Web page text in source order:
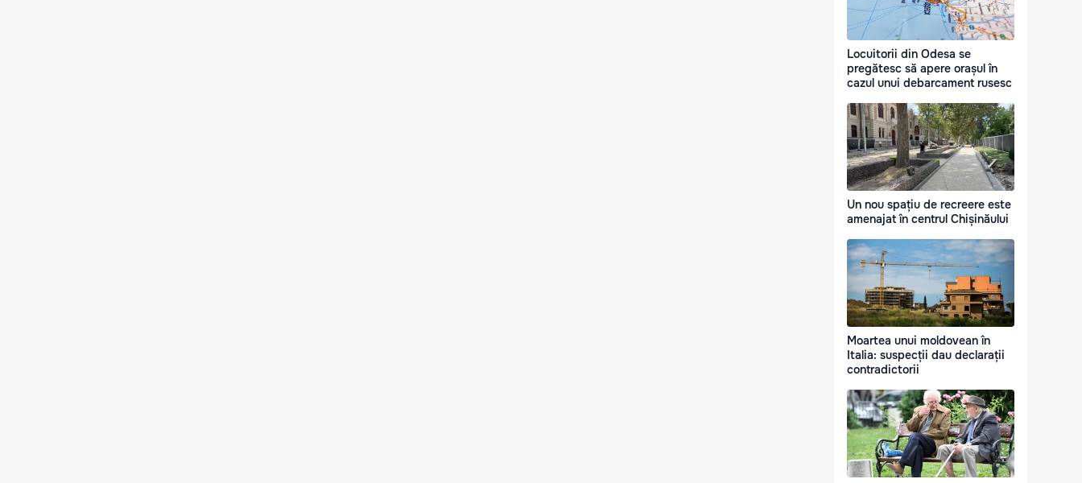
Locuitorii din Odesa se
pregătesc să apere orașul în
cazul unui debarcament rusesc
Un nou spațiu de recreere este
amenajat în centrul Chișinăului
Moartea unui moldovean în
Italia: suspecții dau declarații
contradictorii